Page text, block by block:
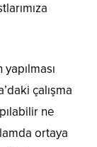
çalışma
ne
ortaya